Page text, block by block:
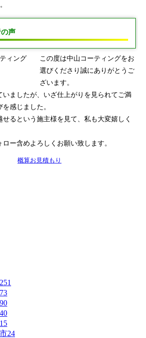
声
この度は中山コーティングをお
選びくださり誠にありがとうご
ざいます。
いましたが、いざ仕上がりを見られてご満
感じました。
るという施主様を見て、私も大変嬉しく
ー含めよろしくお願い致します。
251
73
90
40
15
24